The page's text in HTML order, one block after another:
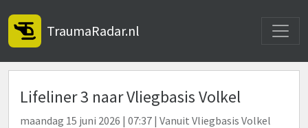
TraumaRadar.nl
Lifeliner 3 naar Vliegbasis Volkel
maandag 15 juni 2026 | 07:37 | Vanuit Vliegbasis Volkel